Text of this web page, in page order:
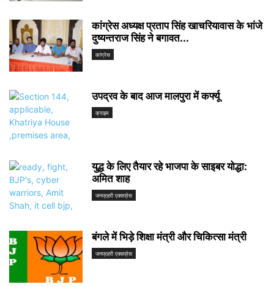
कांग्रेस अध्यक्ष प्रताप सिंह खाचरियावास के भांजे
दुष्यन्तराज सिंह ने बगावत...
कांग्रेस
उपद्रव के बाद आज मालपुरा में कर्फ्यू
क्राइम
युद्ध के लिए तैयार रहे भाजपा के साइबर योद्धा:
अमित शाह
जनप्रहरी एक्सप्रेस
बंगले में भिड़े शिक्षा मंत्री और चिकित्सा मंत्री
जनप्रहरी एक्सप्रेस